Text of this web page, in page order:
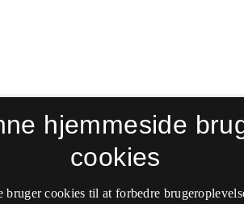
hjemmeside
cookies
bruger cookies til at forbedre